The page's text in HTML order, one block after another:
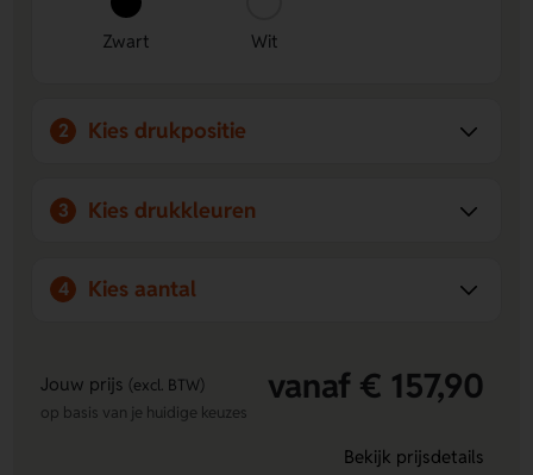
aanbrengen.
Stoere uitstraling
- De steenstructuur en de kleuren
Zwart Wit
2 Kies drukpositie
3 Kies drukkleuren
4 Kies aantal
Jouw prijs (excl. BTW) vanaf € 157,90
op basis van je huidige keuzes
Bekijk prijsdetails